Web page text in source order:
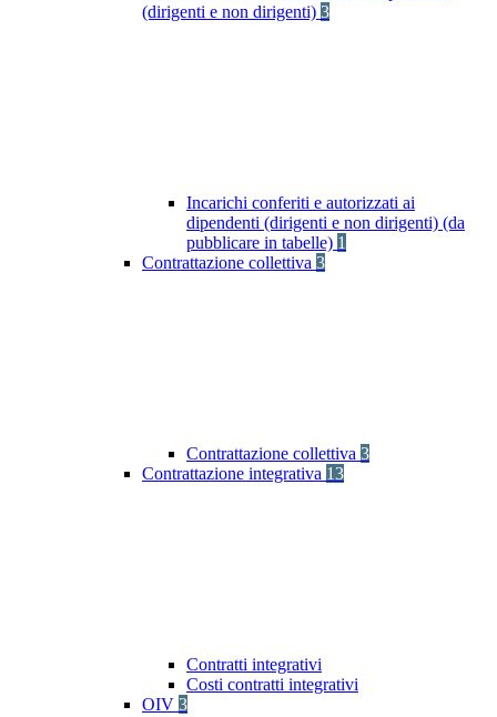
(dirigenti e non dirigenti) 3
Incarichi conferiti e autorizzati ai
dipendenti (dirigenti e non dirigenti) (da
pubblicare in tabelle) 1
Contrattazione collettiva 3
Contrattazione collettiva 3
Contrattazione integrativa 13
Contratti integrativi
Costi contratti integrativi
OIV 3